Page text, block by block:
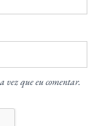
vez que eu comentar.